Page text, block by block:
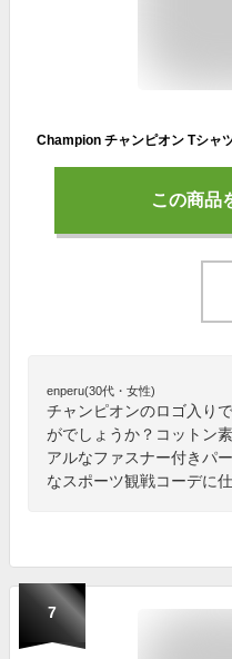
この商品
enperu(30代・女性)
チャンピオンのロゴ入り
がでしょうか？コットン
アルなファスナー付きパ
なスポーツ観戦コーデに
7